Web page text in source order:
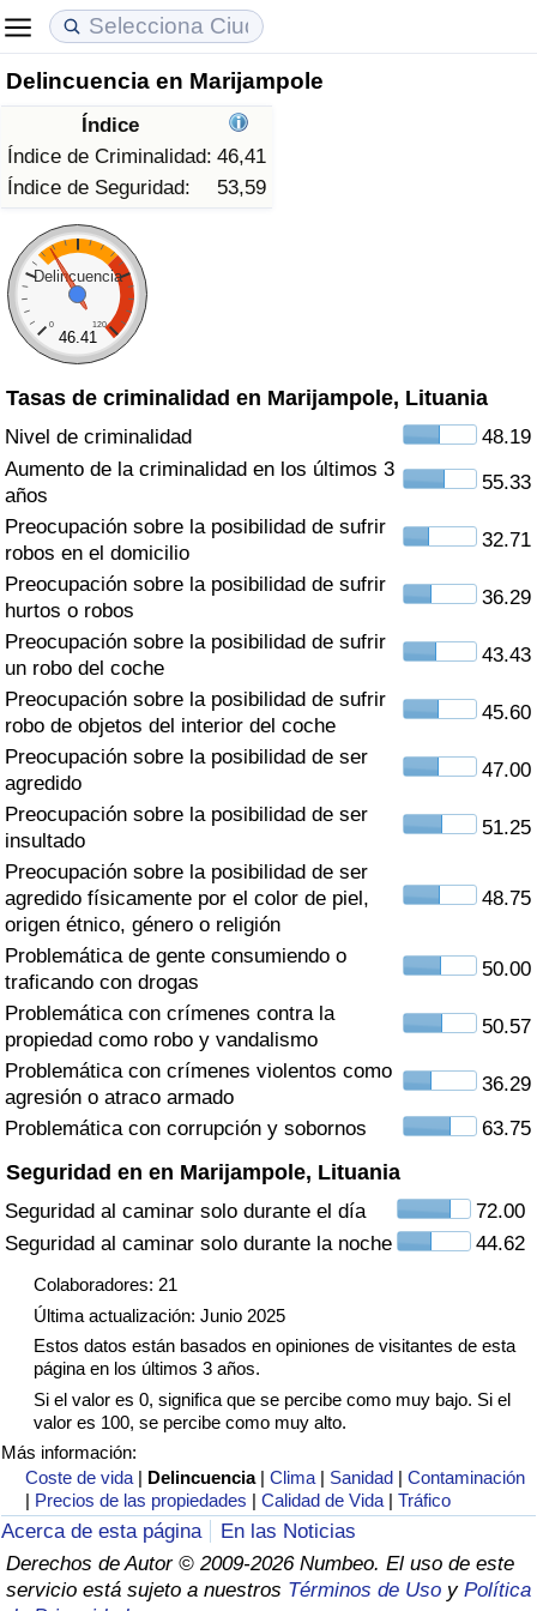
Delincuencia en Marijampole
Índice
Índice de Criminalidad: 46,41
Índice de Seguridad:
53,59
Delincuencia
0 120
46.41
Tasas de criminalidad en Marijampole, Lituania
Nivel de criminalidad
48.19
Aumento de la criminalidad en los últimos 3
años
55.33
Preocupación sobre la posibilidad de sufrir
robos en el domicilio
32.71
Preocupación sobre la posibilidad de sufrir
hurtos o robos
36.29
Preocupación sobre la posibilidad de sufrir
un robo del coche
43.43
Preocupación sobre la posibilidad de sufrir
robo de objetos del interior del coche
45.60
Preocupación sobre la posibilidad de ser
agredido
47.00
Preocupación sobre la posibilidad de ser
insultado
51.25
Preocupación sobre la posibilidad de ser
agredido físicamente por el color de piel,
origen étnico, género o religión
48.75
Problemática de gente consumiendo o
traficando con drogas
50.00
Problemática con crímenes contra la
propiedad como robo y vandalismo
50.57
Problemática con crímenes violentos como
agresión o atraco armado
36.29
Problemática con corrupción y sobornos
63.75
Seguridad en en Marijampole, Lituania
Seguridad al caminar solo durante el día
72.00
Seguridad al caminar solo durante la noche
44.62
Colaboradores: 21
Última actualización: Junio 2025
Estos datos están basados en opiniones de visitantes de esta
página en los últimos 3 años.
Si el valor es 0, significa que se percibe como muy bajo. Si el
valor es 100, se percibe como muy alto.
Más información:
Coste de vida | Delincuencia |Clima | Sanidad |Contaminación
| Precios de las propiedades |Calidad de Vida |Tráfico
Acerca de esta página
En las Noticias
Derechos de Autor © 2009-2026 Numbeo. El uso de este
servicio está sujeto a nuestros Términos de Uso y Política
Coste de vida
Índice de Costo de Vida (Actual)
Índice de Costo de Vida
Índice de costo de vida por país
en aqaba
Precios de las propiedades
Índice de Precios de Inmuebles (Actual)
Índice de Precios de Inmuebles
Índice de Precios de Inmuebles por País
Calidad de Vida
Índice de Calidad de Vida
Índice de Calidad de Vida (Actual)
Índice de calidad de vida por país
Delincuencia
Calificación del Índice de Criminalidad
(Actual)
Índice de Criminalidad
Índice de criminalidad por país
Sanidad
Índice de Sanidad (Actual)
Índice de Sanidad
Índice de Sanidad por País
Contaminación
Índice de Contaminación (Actual)
Índice de contaminación
Índice de Contaminación por País
Tráfico
Índice de Tráfico
Índice de Tráfico (Actual)
Índice de Tráfico por País